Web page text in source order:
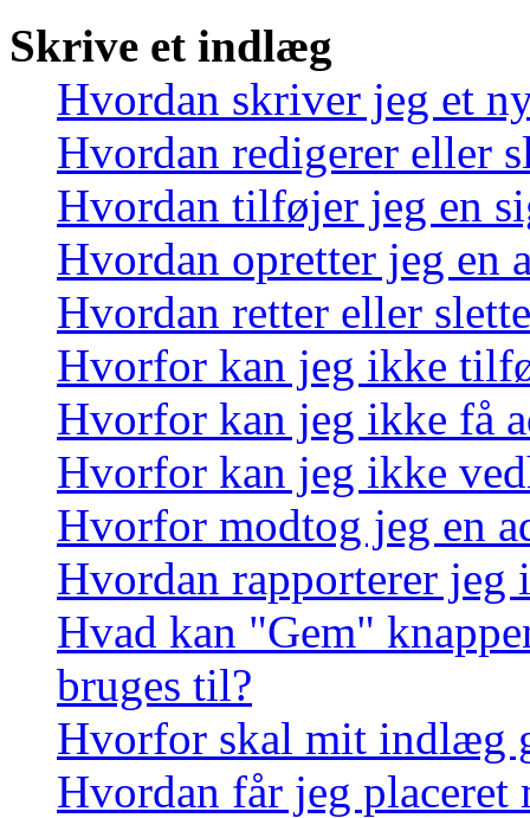
Skrive et indlæg
Hvordan skriver jeg et
Hvordan redigerer eller
Hvordan tilføjer jeg en
Hvordan opretter jeg en
Hvordan retter eller
Hvorfor kan jeg ikke
Hvorfor kan jeg ikke få
Hvorfor kan jeg ikke
Hvorfor modtog jeg en
Hvordan rapporterer
Hvad kan "Gem"
bruges til?
Hvorfor skal mit indlæg
Hvordan får jeg placeret